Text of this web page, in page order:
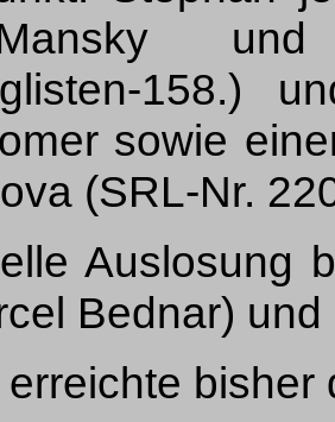
und
158.)
sowie
(SRL-Nr.
Auslosung
Bednar)